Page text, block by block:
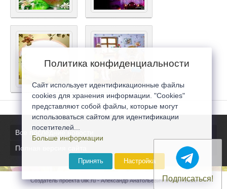
Все последние новости
Полная версия сайта
Создатель проекта 0lik.ru - Александр Анатольевич © 2007-2026
Подписаться!
Политика конфиденциальности
Сайт использует идентификационные файлы
cookies для хранения информации. "Cookies"
представляют собой файлы, которые могут
использоваться сайтом для идентификации
посетителей...
Больше информации
Принять Настройка